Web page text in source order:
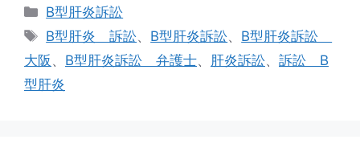
カ
テ
リ
ー
B型肝炎訴訟
タ
グ
B型肝炎 訴訟、 B型肝炎訴訟、 B型肝炎訴訟
大阪 、 B型肝炎訴訟 弁護士、 肝炎訴訟、 訴訟 B
型肝炎